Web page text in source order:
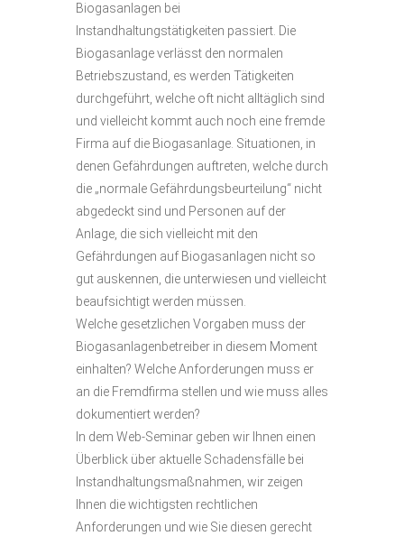
Biogasanlagen bei
Instandhaltungstätigkeiten passiert. Die
Biogasanlage verlässt den normalen
Betriebszustand, es werden Tätigkeiten
durchgeführt, welche oft nicht alltäglich sind
und vielleicht kommt auch noch eine fremde
Firma auf die Biogasanlage. Situationen, in
denen Gefährdungen auftreten, welche durch
die „normale Gefährdungsbeurteilung“ nicht
abgedeckt sind und Personen auf der
Anlage, die sich vielleicht mit den
Gefährdungen auf Biogasanlagen nicht so
gut auskennen, die unterwiesen und vielleicht
beaufsichtigt werden müssen.
Welche gesetzlichen Vorgaben muss der
Biogasanlagenbetreiber in diesem Moment
einhalten? Welche Anforderungen muss er
an die Fremdfirma stellen und wie muss alles
dokumentiert werden?
In dem Web-Seminar geben wir Ihnen einen
Überblick über aktuelle Schadensfälle bei
Instandhaltungsmaßnahmen, wir zeigen
Ihnen die wichtigsten rechtlichen
Anforderungen und wie Sie diesen gerecht